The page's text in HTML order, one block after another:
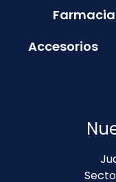
Farmacia
Accesorios